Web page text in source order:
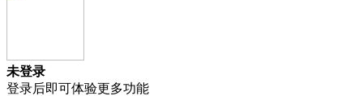
未登录
登录后即可体验更多功能